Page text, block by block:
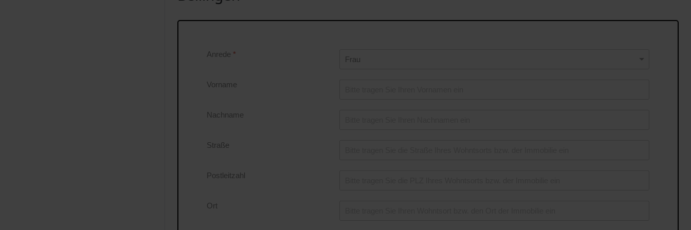
Anrede *
Vorname
Nachname
Straße
Postleitzahl
Ort